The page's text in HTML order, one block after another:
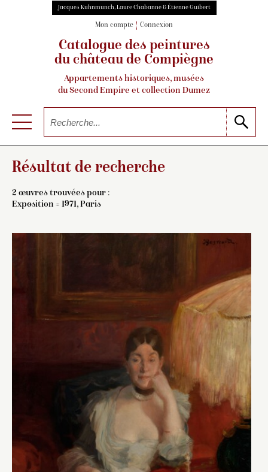
Jacques Kuhnmunch, Laure Chabanne & Étienne Guibert
Mon compte Connexion
Catalogue des peintures
du château de Compiègne
Appartements historiques, musées
du Second Empire et collection Dumez
Résultat de recherche
2 œuvres trouvées pour :
Exposition = 1971, Paris